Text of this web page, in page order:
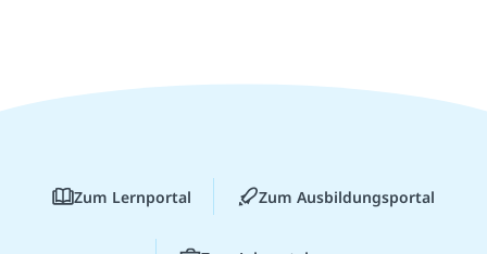
Zum Lernportal Zum Ausbildungsportal